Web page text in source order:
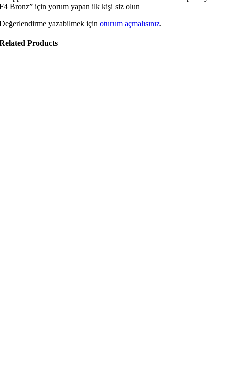
Bronz” için yorum yapan ilk kişi siz olun
yazabilmek için oturum açmalısınız.
Products